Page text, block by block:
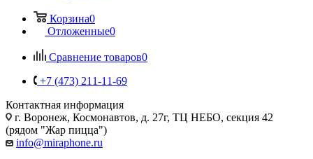
Корзина0
Отложенные0
Сравнение товаров0
+7 (473) 211-11-69
Контактная информация
г. Воронеж, Космонавтов, д. 27г, ТЦ НЕБО, секция 42
(рядом "Жар пицца")
info@miraphone.ru